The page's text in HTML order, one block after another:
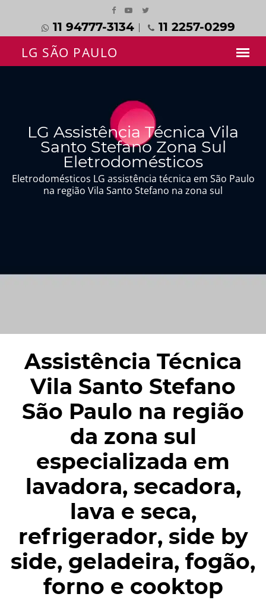
11 94777-3134 11 2257-0299
LG Assistência Técnica Vila
Santo Stefano Zona Sul
Eletrodomésticos
Eletrodomésticos LG assistência técnica em São Paulo
na região Vila Santo Stefano na zona sul
Assistência Técnica
Vila Santo Stefano
São Paulo na região
da zona sul
especializada em
lavadora, secadora,
lava e seca,
refrigerador, side by
side, geladeira, fogão,
forno e cooktop